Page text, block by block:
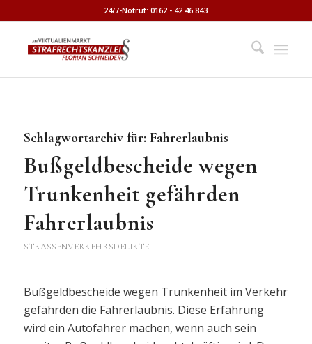
24/7-Notruf: 0162 - 42 46 843
Schlagwortarchiv für: Fahrerlaubnis
Bußgeldbescheide wegen
Trunkenheit gefährden
Fahrerlaubnis
STRASSENVERKEHRSDELIKTE
Bußgeldbescheide wegen Trunkenheit im Verkehr
gefährden die Fahrerlaubnis. Diese Erfahrung
wird ein Autofahrer machen, wenn auch sein